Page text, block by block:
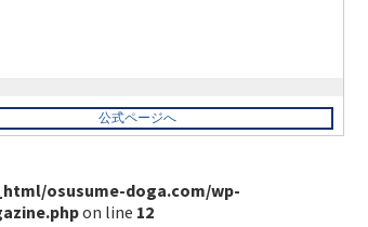
公式ページへ
osusume-doga.com/wp-
on line 12